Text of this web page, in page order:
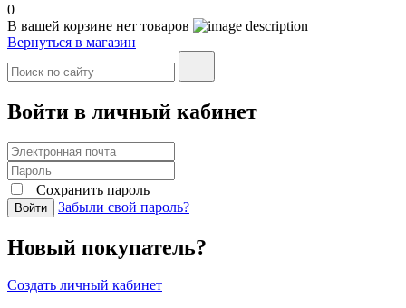
0
В вашей корзине нет товаров
Вернуться в магазин
Войти в личный кабинет
Сохранить пароль
Войти Забыли свой пароль?
Новый покупатель?
Создать личный кабинет